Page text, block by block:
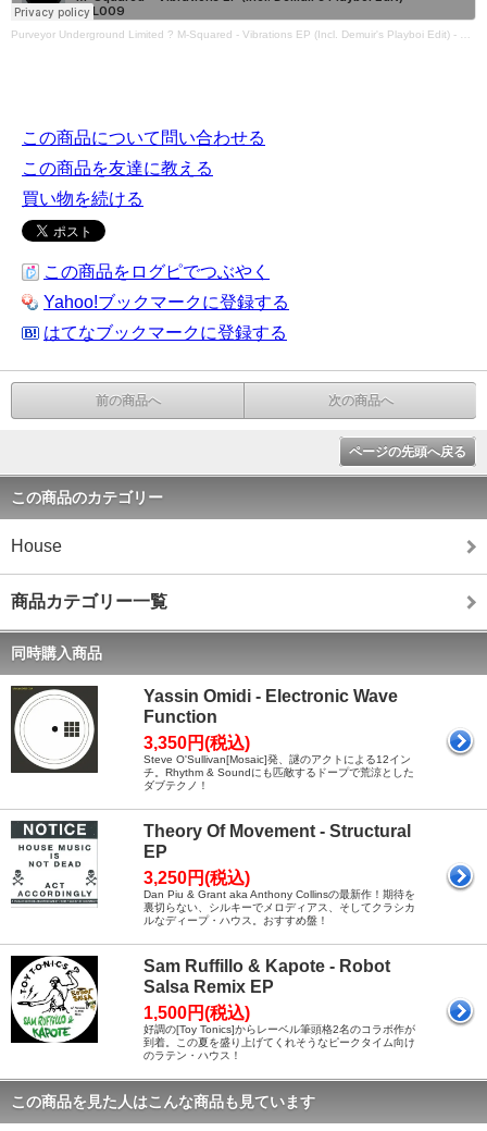
Purveyor Underground Limited ? M-Squared - Vibrations EP (Incl. Demuir's Playboi Edit) - PUL009
この商品について問い合わせる
この商品を友達に教える
買い物を続ける
この商品をログピでつぶやく
Yahoo!ブックマークに登録する
はてなブックマークに登録する
前の商品へ 次の商品へ
ページの先頭へ戻る
この商品のカテゴリー
House
商品カテゴリー一覧
同時購入商品
Yassin Omidi - Electronic Wave
Function
3,350円(税込)
Steve O'Sullivan[Mosaic]発、謎のアクトによる12イン
チ。Rhythm & Soundにも匹敵するドープで荒涼とした
ダブテクノ！
Theory Of Movement - Structural
EP
3,250円(税込)
Dan Piu & Grant aka Anthony Collinsの最新作！期待を
裏切らない、シルキーでメロディアス、そしてクラシカ
ルなディープ・ハウス。おすすめ盤！
Sam Ruffillo & Kapote - Robot
Salsa Remix EP
1,500円(税込)
好調の[Toy Tonics]からレーベル筆頭格2名のコラボ作が
到着。この夏を盛り上げてくれそうなピークタイム向け
のラテン・ハウス！
この商品を見た人はこんな商品も見ています